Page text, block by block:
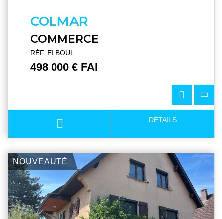
COLMAR
COMMERCE
RÉF. EI BOUL
498 000 € FAI
DÉTAILS
NOUVEAUTÉ